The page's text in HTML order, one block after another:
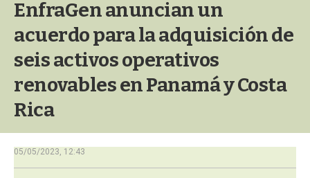
e
d
EnfraGen anuncian un
acuerdo para la adquisición de
seis activos operativos
renovables en Panamá y Costa
Rica
05/05/2023, 12:43